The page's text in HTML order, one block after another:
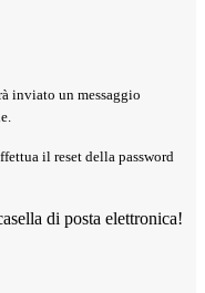
inviato un messaggio
il reset della password
di posta elettronica!